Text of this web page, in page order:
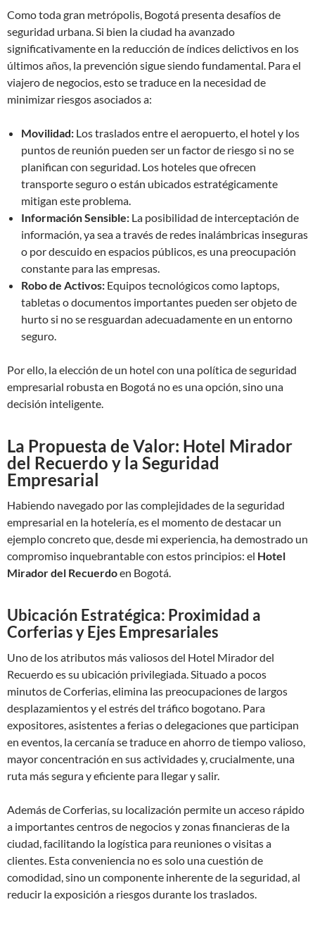
Como toda gran metrópolis, Bogotá presenta desafíos de
seguridad urbana. Si bien la ciudad ha avanzado
significativamente en la reducción de índices delictivos en los
últimos años, la prevención sigue siendo fundamental. Para el
viajero de negocios, esto se traduce en la necesidad de
minimizar riesgos asociados a:
Movilidad: Los traslados entre el aeropuerto, el hotel y los
puntos de reunión pueden ser un factor de riesgo si no se
planifican con seguridad. Los hoteles que ofrecen
transporte seguro o están ubicados estratégicamente
mitigan este problema.
Información Sensible: La posibilidad de interceptación de
información, ya sea a través de redes inalámbricas inseguras
o por descuido en espacios públicos, es una preocupación
constante para las empresas.
Robo de Activos: Equipos tecnológicos como laptops,
tabletas o documentos importantes pueden ser objeto de
hurto si no se resguardan adecuadamente en un entorno
seguro.
Por ello, la elección de un hotel con una política de seguridad
empresarial robusta en Bogotá no es una opción, sino una
decisión inteligente.
La Propuesta de Valor: Hotel Mirador
del Recuerdo y la Seguridad
Empresarial
Habiendo navegado por las complejidades de la seguridad
empresarial en la hotelería, es el momento de destacar un
ejemplo concreto que, desde mi experiencia, ha demostrado un
compromiso inquebrantable con estos principios: el Hotel
Mirador del Recuerdoen Bogotá.
Ubicación Estratégica: Proximidad a
Corferias y Ejes Empresariales
Uno de los atributos más valiosos del Hotel Mirador del
Recuerdo es su ubicación privilegiada. Situado a pocos
minutos de Corferias, elimina las preocupaciones de largos
desplazamientos y el estrés del tráfico bogotano. Para
expositores, asistentes a ferias o delegaciones que participan
en eventos, la cercanía se traduce en ahorro de tiempo valioso,
mayor concentración en sus actividades y, crucialmente, una
ruta más segura y eficiente para llegar y salir.
Además de Corferias, su localización permite un acceso rápido
a importantes centros de negocios y zonas financieras de la
ciudad, facilitando la logística para reuniones o visitas a
clientes. Esta conveniencia no es solo una cuestión de
comodidad, sino un componente inherente de la seguridad, al
reducir la exposición a riesgos durante los traslados.